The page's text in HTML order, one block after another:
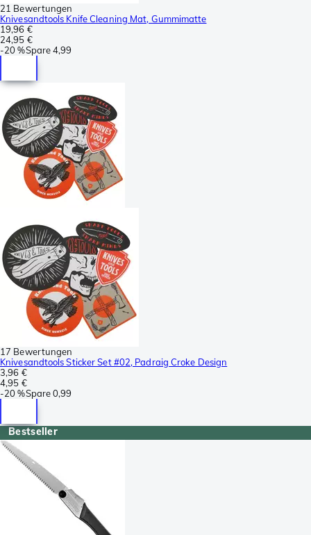
21 Bewertungen
Knivesandtools Knife Cleaning Mat, Gummimatte
19,96 €
24,95 €
-20 %Spare4,99
17 Bewertungen
Knivesandtools Sticker Set #02, Padraig Croke Design
3,96 €
4,95 €
-20 %Spare0,99
Bestseller